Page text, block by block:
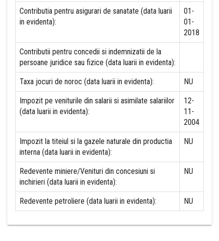
Contributia pentru asigurari de sanatate (data luarii
in evidenta):
01-
01-
2018
Contributii pentru concedii si indemnizatii de la
persoane juridice sau fizice (data luarii in evidenta):
Taxa jocuri de noroc (data luarii in evidenta): NU
Impozit pe veniturile din salarii si asimilate salariilor
(data luarii in evidenta):
12-
11-
2004
Impozit la titeiul si la gazele naturale din productia
interna (data luarii in evidenta):
NU
Redevente miniere/Venituri din concesiuni si
inchirieri (data luarii in evidenta):
NU
Redevente petroliere (data luarii in evidenta): NU